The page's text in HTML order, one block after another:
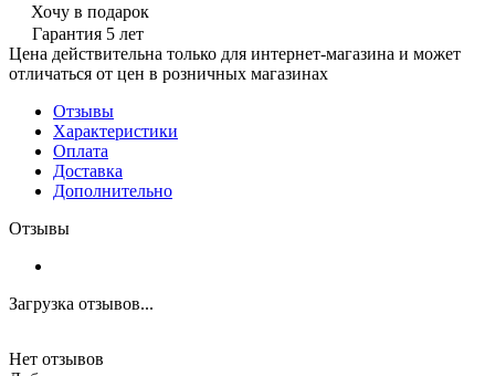
Хочу в подарок
Гарантия 5 лет
Цена действительна только для интернет-магазина и может
отличаться от цен в розничных магазинах
Отзывы
Характеристики
Оплата
Доставка
Дополнительно
Отзывы
Загрузка отзывов...
Нет отзывов